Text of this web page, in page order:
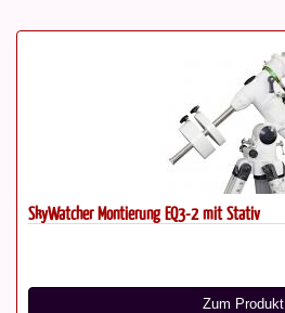
SkyWatcher Montierung EQ3-2 mit Stativ
Zum Produkt